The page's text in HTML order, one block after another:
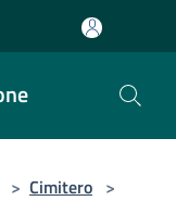
> Cimitero >